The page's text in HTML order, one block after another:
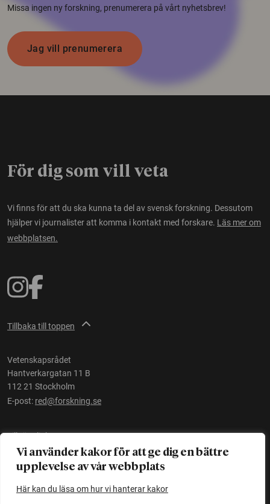
Vi använder kakor för att ge dig en bättre
upplevelse av vår webbplats
Här kan du läsa om hur vi hanterar kakor
Missa ingen ny forskning, prenumerera på vårt nyhetsbrev!
Jag vill prenumerera
För dig som vill veta
Vi finns för att du ska kunna ta del av svensk forskning. Dessutom
hjälper vi journalister att komma i kontakt med forskare. Läs mer om
webbplatsen.
Tillbaka till toppen
Vetenskapsrådet
Hantverkargatan 11 B
112 21 Stockholm
E-post: red@forskning.se
Tillgänglighet
Ett initiativ avVetenskapsrådet